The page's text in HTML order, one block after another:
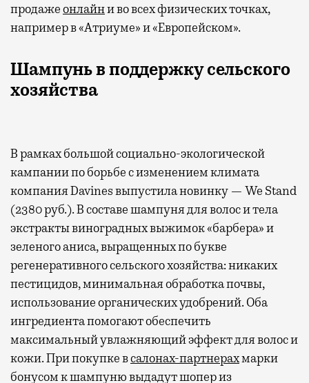
продажеонлайни во всех физических точках,
например в «Атриуме» и «Европейском».
Шампунь в поддержку сельского
хозяйства
В рамках большой социально-экологической
кампании по борьбе с изменением климата
компания Davines выпустила новинку — We Stand
(2380 руб.). В составе шампуня для волос и тела
экстракты виноградных выжимок «барбера» и
зеленого аниса, выращенных по букве
регенеративного сельского хозяйства: никаких
пестицидов, минимальная обработка почвы,
использование органических удобрений. Оба
ингредиента помогают обеспечить
максимальный увлажняющий эффект для волос и
кожи. При покупке всалонах-партнерахмарки
бонусом к шампуню выдадут шопер из